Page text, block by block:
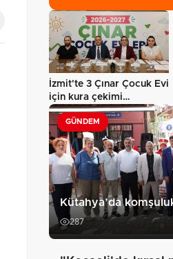
İzmit'te 3 Çınar Çocuk Evi
için kura çekimi
gerçekleştirildi…
GÜNDEM
Kütahya’da
287